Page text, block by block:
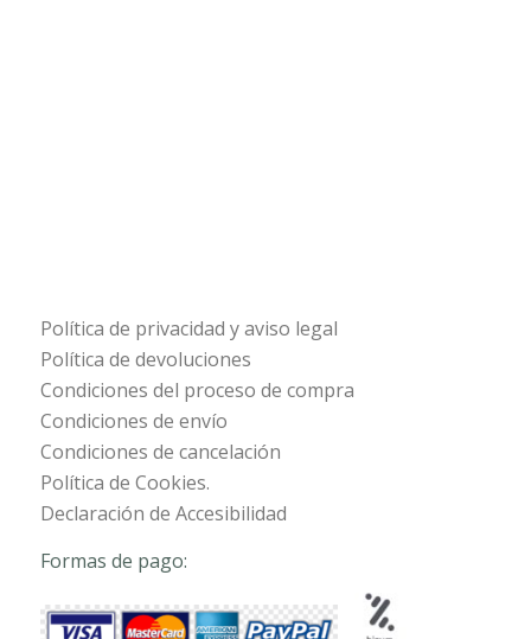
Política de privacidad y aviso legal
Política de devoluciones
Condiciones del proceso de compra
Condiciones de envío
Condiciones de cancelación
Política de Cookies.
Declaración de Accesibilidad
Formas de pago: